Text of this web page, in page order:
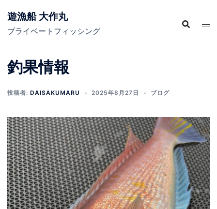
へ
遊漁船 大作丸
プライベートフィッシング
釣果情報
投稿者: DAISAKUMARU 2025年8月27日 ブログ